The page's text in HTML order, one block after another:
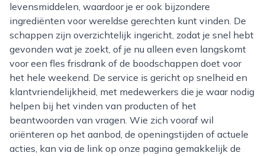
levensmiddelen, waardoor je er ook bijzondere
ingrediënten voor wereldse gerechten kunt vinden. De
schappen zijn overzichtelijk ingericht, zodat je snel hebt
gevonden wat je zoekt, of je nu alleen even langskomt
voor een fles frisdrank of de boodschappen doet voor
het hele weekend. De service is gericht op snelheid en
klantvriendelijkheid, met medewerkers die je waar nodig
helpen bij het vinden van producten of het
beantwoorden van vragen. Wie zich vooraf wil
oriënteren op het aanbod, de openingstijden of actuele
acties, kan via de link op onze pagina gemakkelijk de